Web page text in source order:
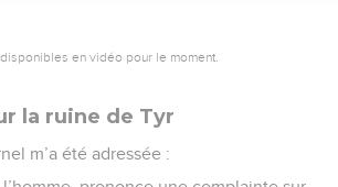
en vidéo pour le moment.
la ruine de Tyr
m’a été adressée :